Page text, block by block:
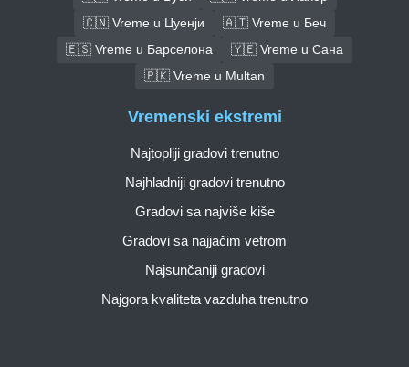
🇨🇳 Vreme u Цуенји
🇦🇹 Vreme u Беч
🇪🇸 Vreme u Барселона
🇾🇪 Vreme u Сана
🇵🇰 Vreme u Multan
Vremenski ekstremi
Najtopliji gradovi trenutno
Najhladniji gradovi trenutno
Gradovi sa najviše kiše
Gradovi sa najjačim vetrom
Najsunčaniji gradovi
Najgora kvaliteta vazduha trenutno